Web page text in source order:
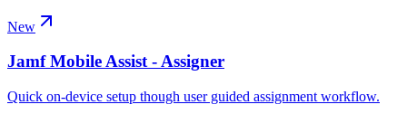
New
Jamf Mobile Assist - Assigner
Quick on-device setup though user guided assignment workflow.